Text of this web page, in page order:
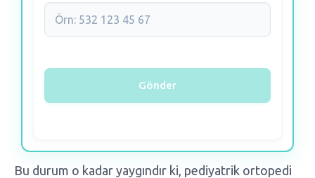
Bu durum o kadar yaygındır ki, pediyatrik ortopedi